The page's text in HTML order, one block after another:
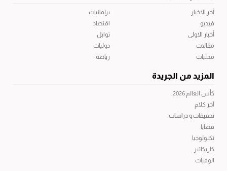
آخر الاخبار
فيديو
أخبار الاولى
مقالات
محليات
برلمانيات
اقتصاد
توابل
دوليات
رياضة
المزيد من الجريدة
كأس العالم 2026
آخر كلام
تحقيقات و دراسات
قضايا
تكنولوجيا
كاريكاتير
الوفيات